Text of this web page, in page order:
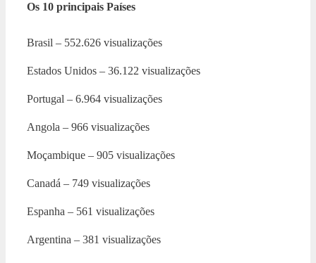
Os 10 principais Países
Brasil – 552.626 visualizações
Estados Unidos – 36.122 visualizações
Portugal – 6.964 visualizações
Angola – 966 visualizações
Moçambique – 905 visualizações
Canadá – 749 visualizações
Espanha – 561 visualizações
Argentina – 381 visualizações